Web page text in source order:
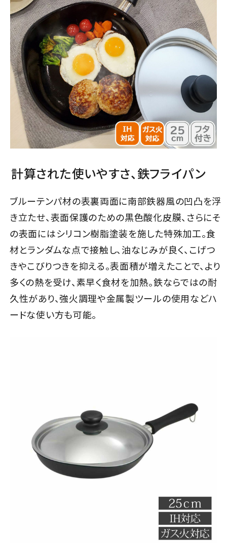
計算された使いやすさ、鉄フライパン
ブルーテンパ材の表裏両面に南部鉄器風の凹凸を浮
き立たせ、表面保護のための黒色酸化皮膜、さらにそ
の表面にはシリコン樹脂塗装を施した特殊加工。食
材とランダムな点で接触し、油なじみが良く、こげつ
きやこびりつきを抑える。表面積が増えたことで、より
多くの熱を受け、素早く食材を加熱。鉄ならではの耐
久性があり、強火調理や金属製ツールの使用などハ
ードな使い方も可能。